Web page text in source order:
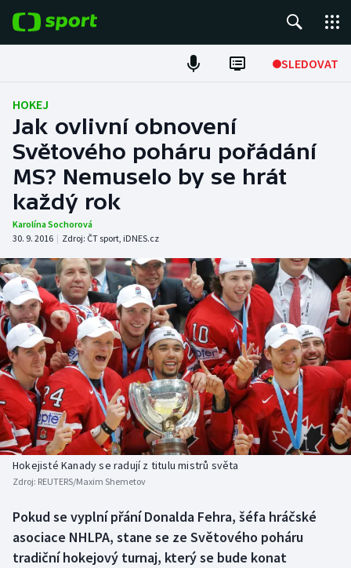
SLEDOVAT
Fotbal
Hokej
Tenis
Atletika
DALŠÍ SPORTY
Americký fotbal
Baseball a softbal
Basketbal
Biatlon
Boby a skeleton
Box
Curling
NEPŘEHLÉDNĚTE
Soutěže
Historické návraty
Aplikace ČT sport
AZ kvíz
HOKEJ
Jak ovlivní obnovení
Světového poháru pořádání
MS? Nemuselo by se hrát
každý rok
Karolína Sochorová
30. 9. 2016 | Zdroj: ČT sport, iDNES.cz
Hokejisté Kanady se radují z titulu mistrů světa
Zdroj: REUTERS/Maxim Shemetov
Pokud se vyplní přání Donalda Fehra, šéfa hráčské
asociace NHLPA, stane se ze Světového poháru
tradiční hokejový turnaj, který se bude konat